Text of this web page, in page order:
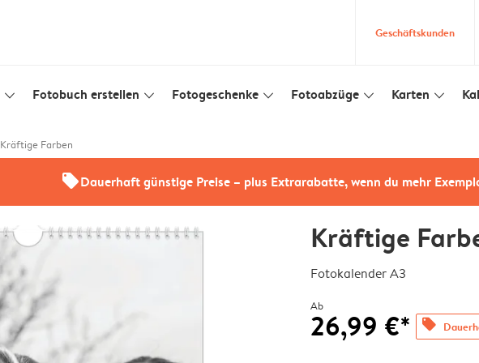
Geschäftskunden
slim_arrow_down Fotobuch erstellen slim_arrow_down Fotogeschenke slim_arrow_down Fotoabzüge slim_arrow_down Karten slim_arrow_down
Kräftige Farben
offersDauerhaft günstige Preise – plus Extrarabatte, wenn du mehr
Kräftige
Fotokalender A3
Ab
26,99 €* offers